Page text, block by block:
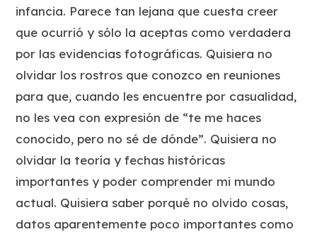
infancia. Parece tan lejana que cuesta creer
que ocurrió y sólo la aceptas como verdadera
por las evidencias fotográficas. Quisiera no
olvidar los rostros que conozco en reuniones
para que, cuando les encuentre por casualidad,
no les vea con expresión de “te me haces
conocido, pero no sé de dónde”. Quisiera no
olvidar la teoría y fechas históricas
importantes y poder comprender mi mundo
actual. Quisiera saber porqué no olvido cosas,
datos aparentemente poco importantes como